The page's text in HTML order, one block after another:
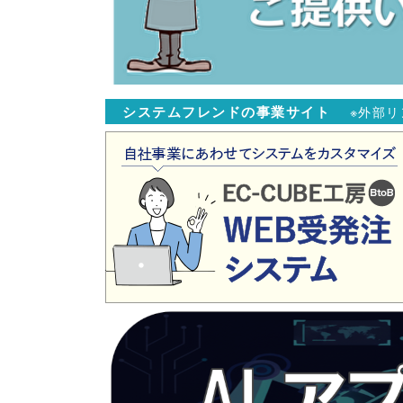
システムフレンドの事業サイト ※外部